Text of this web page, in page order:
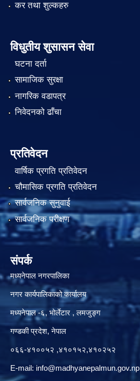
कर तथा शुल्कहरु
विधुतीय शुसासन सेवा
घटना दर्ता
सामाजिक सुरक्षा
नागरिक वडापत्र
निवेदनको ढाँचा
प्रतिवेदन
वार्षिक प्रगति प्रतिवेदन
चौमासिक प्रगति प्रतिवेदन
सार्वजनिक सुनुवाई
सार्वजनिक परीक्षण
संपर्क
मध्यनेपाल नगरपालिका
नगर कार्यपालिकाको कार्यालय
मध्यनेपाल -६, भोर्लेटार , लमजुङ्ग
गण्डकी प्रदेश, नेपाल
०६६-४१००५२ ,४१०१५२,४१०२५२
E-mail: info@madhyanepalmun.gov.np